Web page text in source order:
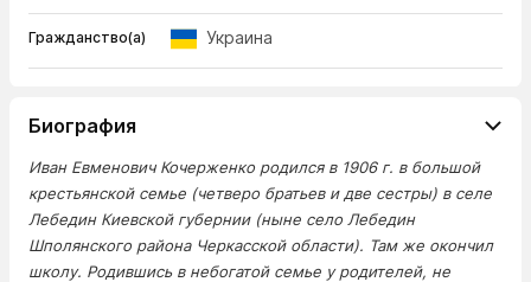
Гражданство(а) Украина
Биография
Иван Евменович Кочерженко родился в 1906 г. в большой
крестьянской семье (четверо братьев и две сестры) в селе
Лебедин Киевской губернии (ныне село Лебедин
Шполянского района Черкасской области). Там же окончил
школу. Родившись в небогатой семье у родителей, не